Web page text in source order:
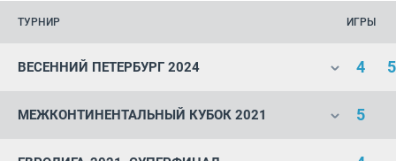
ТУРНИР ИГРЫ
ВЕСЕННИЙ ПЕТЕРБУРГ 2024 4
МЕЖКОНТИНЕНТАЛЬНЫЙ КУБОК 2021 5